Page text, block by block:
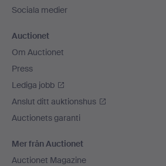
Sociala medier
Auctionet
Om Auctionet
Press
Lediga jobb
Anslut ditt auktionshus
Auctionets garanti
Mer från Auctionet
Auctionet Magazine